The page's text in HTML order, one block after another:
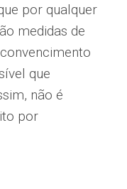
por qualquer
medidas de
que
não é
por